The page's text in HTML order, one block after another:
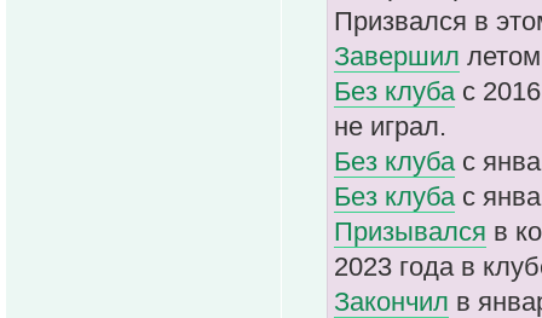
Призвался в
Завершил
Без клуба с
не играл.
Без клуба с
Без клуба с
Призывался в
2023 года в
Закончил в